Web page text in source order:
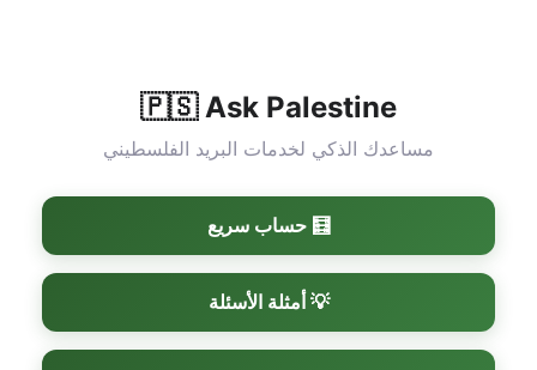
🇵🇸 Ask Palestine
مساعدك الذكي لخدمات البريد الفلسطيني
🧮 حساب سريع
💡 أمثلة الأسئلة